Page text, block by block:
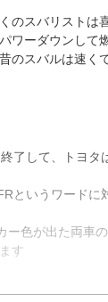
のスバリスト
ワーダウンして
のスバルは速く
了して、トヨタ
というワード
ー色が出た両車
す